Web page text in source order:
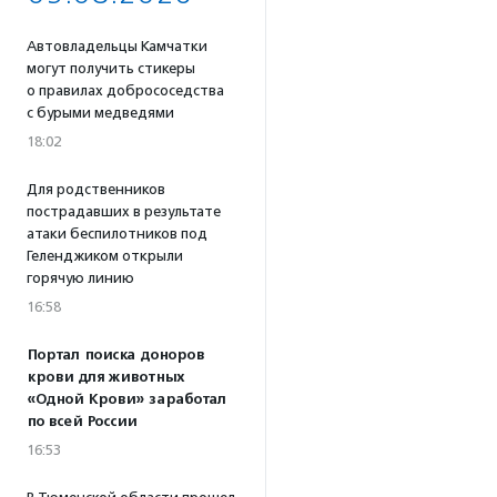
Автовладельцы Камчатки
могут получить стикеры
о правилах добрососедства
с бурыми медведями
18:02
Для родственников
пострадавших в результате
атаки беспилотников под
Геленджиком открыли
горячую линию
16:58
Портал поиска доноров
крови для животных
«Одной Крови» заработал
по всей России
16:53